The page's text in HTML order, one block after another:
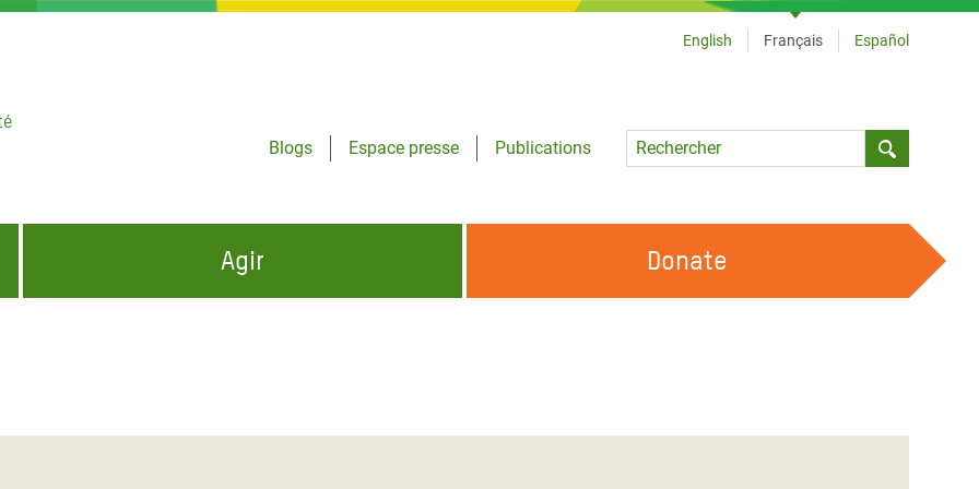
Blogs
Espace presse
Publications
Language
English Français Español
Agir Donate